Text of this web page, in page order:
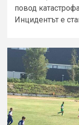
повод
Инцидентът е